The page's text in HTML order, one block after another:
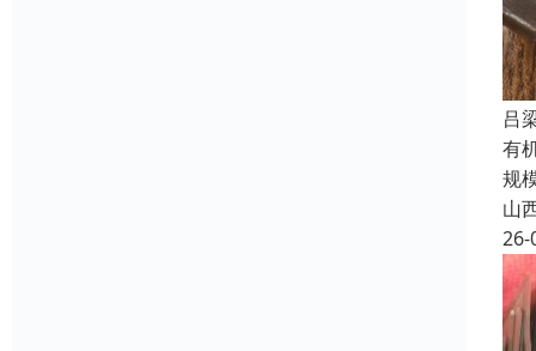
吕
有
规
山
26-